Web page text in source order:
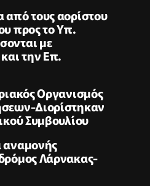
από τους αορίστου
προς το Υπ.
με
την Επ.
Οργανισμός
Διορίστηκαν
Συμβουλίου
αναμονής
Λάρνακας-